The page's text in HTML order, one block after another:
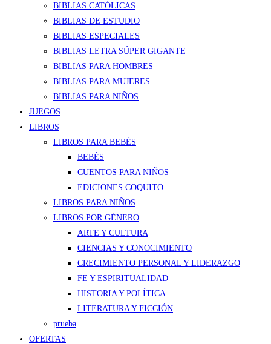
BIBLIAS CATÓLICAS
BIBLIAS DE ESTUDIO
BIBLIAS ESPECIALES
BIBLIAS LETRA SÚPER GIGANTE
BIBLIAS PARA HOMBRES
BIBLIAS PARA MUJERES
BIBLIAS PARA NIÑOS
JUEGOS
LIBROS
LIBROS PARA BEBÉS
BEBÉS
CUENTOS PARA NIÑOS
EDICIONES COQUITO
LIBROS PARA NIÑOS
LIBROS POR GÉNERO
ARTE Y CULTURA
CIENCIAS Y CONOCIMIENTO
CRECIMIENTO PERSONAL Y LIDERAZGO
FE Y ESPIRITUALIDAD
HISTORIA Y POLÍTICA
LITERATURA Y FICCIÓN
prueba
OFERTAS